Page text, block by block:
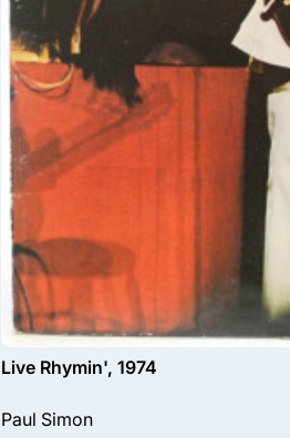
Live Rhymin', 1974
Paul Simon